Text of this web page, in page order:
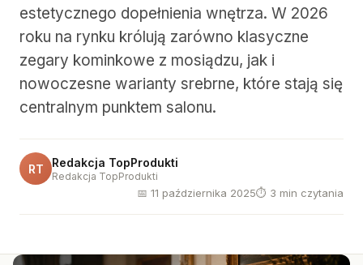
estetycznego dopełnienia wnętrza. W 2026
roku na rynku królują zarówno klasyczne
zegary kominkowe z mosiądzu, jak i
nowoczesne warianty srebrne, które stają się
centralnym punktem salonu.
RT Redakcja TopProdukti
Redakcja TopProdukti
📅 11 października 2025⏱ 3 min czytania